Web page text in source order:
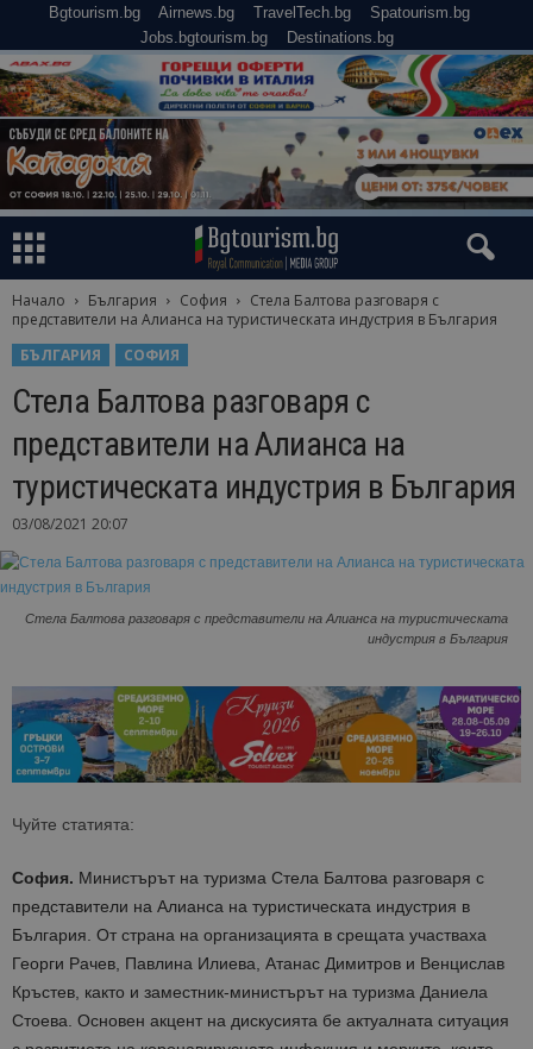
Bgtourism.bg Airnews.bg TravelTech.bg
Spatourism.bg
Jobs.bgtourism.bg
Destinations.bg
Начало България София
Стела Балтова разговаря с
представители на Алианса на туристическата индустрия в България
БЪЛГАРИЯ
СОФИЯ
Стела Балтова разговаря с
представители на Алианса на
туристическата индустрия в България
03/08/2021 20:07
Стела Балтова разговаря с представители на Алианса на туристическата
индустрия в България
Чуйте статията:
София. Министърът на туризма Стела Балтова разговаря с
представители на Алианса на туристическата индустрия в
България. От страна на организацията в срещата участваха
Георги Рачев, Павлина Илиева, Атанас Димитров и Венцислав
Кръстев, както и заместник-министърът на туризма Даниела
Стоева. Основен акцент на дискусията бе актуалната ситуация